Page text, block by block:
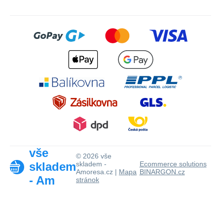
vše
skladem
- Am
© 2026 vše
skladem -
Amoresa.cz | Mapa
stránok
Ecommerce solutions
BINARGON.cz